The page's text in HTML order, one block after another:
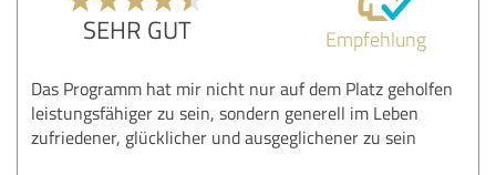
SEHR GUT Empfehlung
Das Programm hat mir nicht nur auf dem Platz geholfen
leistungsfähiger zu sein, sondern generell im Leben
zufriedener, glücklicher und ausgeglichener zu sein